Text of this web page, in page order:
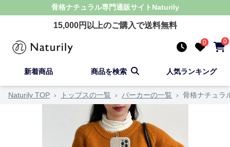
骨格ナチュラル専門通販サイト Naturily
15,000円以上のご購入で送料無料
0 0
新着商品 商品を検索 人気ランキング
Naturily TOP › トップスの一覧 › パーカーの一覧 › 骨格ナチュラ